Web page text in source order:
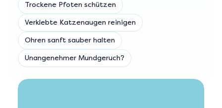
Trockene Pfoten schützen
Verklebte Katzenaugen reinigen
Ohren sanft sauber halten
Unangenehmer Mundgeruch?